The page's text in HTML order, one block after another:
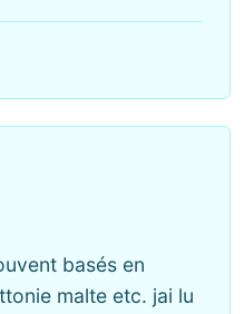
basés en
malte etc. jai lu